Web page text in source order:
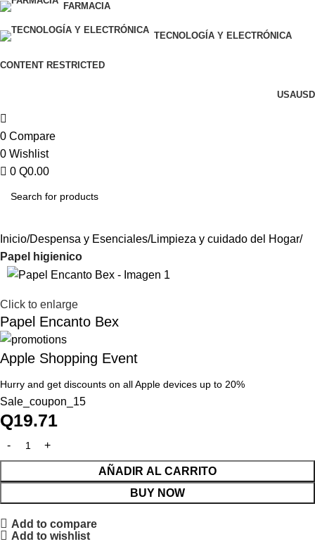
FARMACIA
TECNOLOGÍA Y ELECTRÓNICA
CONTENT RESTRICTED
USAUSD
0 Compare
0 Wishlist
0 Q0.00
Inicio Despensa y Esenciales Limpieza y cuidado del Hogar
Papel higienico
Click to enlarge
Papel Encanto Bex
Apple Shopping Event
Hurry and get discounts on all Apple devices up to 20%
Sale_coupon_15
Q19.71
AÑADIR AL CARRITO
BUY NOW
Add to compare
Add to wishlist